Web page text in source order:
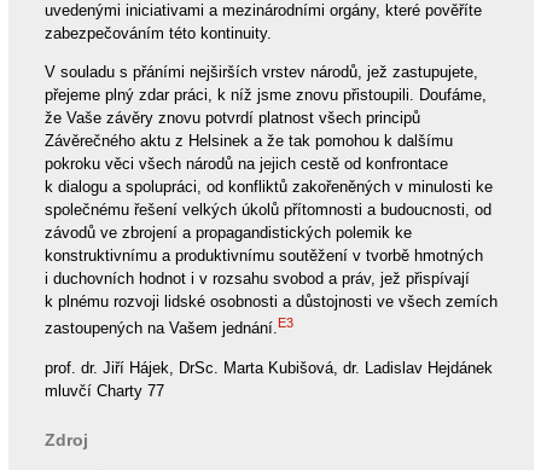
uvedenými iniciativami a mezinárodními orgány, které pověříte
zabezpečováním této kontinuity.
V souladu s přáními nejširších vrstev národů, jež zastupujete,
přejeme plný zdar práci, k níž jsme znovu přistoupili. Doufáme,
že Vaše závěry znovu potvrdí platnost všech principů
Závěrečného aktu z Helsinek a že tak pomohou k dalšímu
pokroku věci všech národů na jejich cestě od konfrontace
k dialogu a spolupráci, od konfliktů zakořeněných v minulosti ke
společnému řešení velkých úkolů přítomnosti a budoucnosti, od
závodů ve zbrojení a propagandistických polemik ke
konstruktivnímu a produktivnímu soutěžení v tvorbě hmotných
i duchovních hodnot i v rozsahu svobod a práv, jež přispívají
k plnému rozvoji lidské osobnosti a důstojnosti ve všech zemích
zastoupených na Vašem jednání. E3
prof. dr. Jiří Hájek, DrSc. Marta Kubišová, dr. Ladislav Hejdánek
mluvčí Charty 77
Zdroj